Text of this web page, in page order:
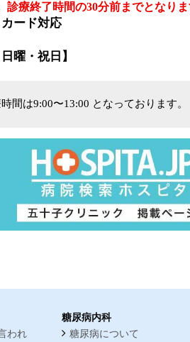
療終了時間の30分前までとなりま
ード対応
曜・祝日】
間は9:00〜13:00 となっております。
われ
糖尿病内科
糖尿病について